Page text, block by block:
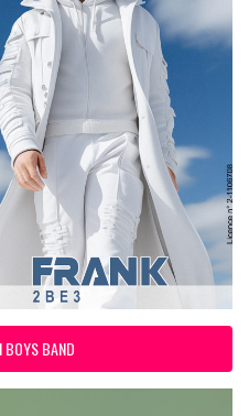
BOYS BAND